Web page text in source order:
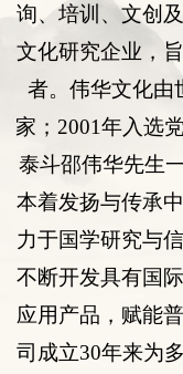
询、 培训、文创及
文化研究企业 ，
者。伟华文化由
家； 2001年入选
泰斗邵伟华先生
本着发扬与传承
力于国学研究与
不断开发具有国
应用产品，赋能
司 成立30年来为多